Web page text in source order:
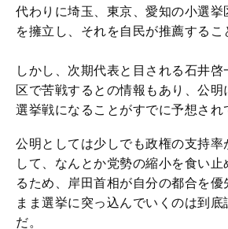
代わりに埼玉、東京、愛知の小選挙
を擁立し、それを自民が推薦するこ
しかし、次期代表と目される石井
区で苦戦するとの情報もあり、公明
選挙戦になることがすでに予想され
公明としては少しでも政権の支持率
して、なんとか党勢の縮小を食い止
るため、岸田首相が自分の都合を
まま選挙に突っ込んでいくのは到底
だ。